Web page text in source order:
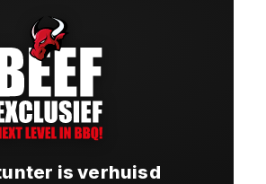
is verhuisd